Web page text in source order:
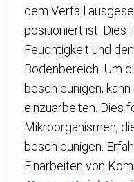
dem Verfall
positioniert ist. Dies
Feuchtigkeit und
Bodenbereich. Um
beschleunigen,
einzuarbeiten. Dies
Mikroorganismen,
beschleunigen.
Einarbeiten von